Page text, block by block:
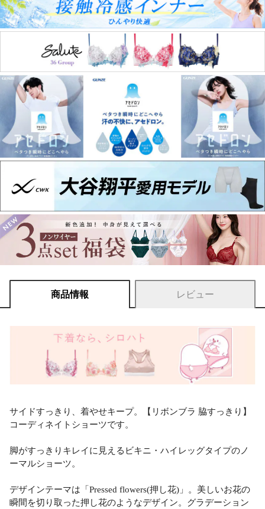
商品情報 レビュー
サイドすっきり、着やせキープ。【リボンブラ 脇すっきり】
コーディネイトショーツです。
脚がすっきりキレイに見えるビキニ・ハイレッグタイプのノ
ーマルショーツ。
デザインテーマは「Pressed flowers(押し花)」。美しいお花の
瞬間を切り取った押し花のようなデザイン。グラデーション